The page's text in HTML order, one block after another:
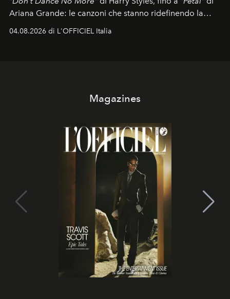
Ariana Grande: le canzoni che stanno ridefinendo la
04.08.2026 di L'OFFICIEL Italia
Magazines